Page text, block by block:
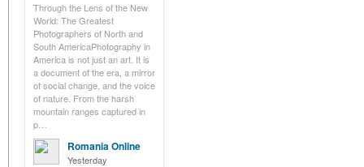
Through the Lens of the New
World: The Greatest
Photographers of North and
South AmericaPhotography in
America is not just an art. It is
a document of the era, a mirror
of social change, and the voice
of nature. From the harsh
mountain ranges captured in
p…
Romania Online
Yesterday